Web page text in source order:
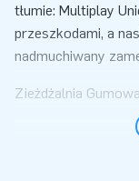
tłumie: Multiplay
przeszkodami, a
nadmuchiwany
Zjeżdżalnia
dmuchańca do
zamiast